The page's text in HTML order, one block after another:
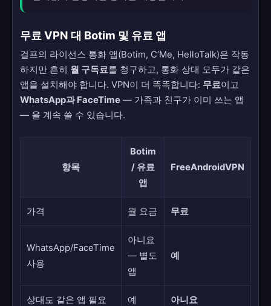
무료 VPN 대 Botim 및 유료 앱
걸프의 라이선스 통화 앱(Botim, C’Me, HelloTalk)은 작동
하지만 흔히 월 구독료를 청구하고, 통화 상대 모두가 같은
앱을 설치해야 합니다. VPN이 더 똑똑합니다: 무료이고
WhatsApp과 FaceTime — 가족과 친구가 이미 쓰는 앱
— 을 계속 쓸 수 있습니다.
항목
Botim
/ 유료
앱
FreeAndroidVPN
가격 월 요금 무료
WhatsApp/FaceTime
사용
아니요
— 별도
앱
예
상대도 같은 앱 필요 예 아니요